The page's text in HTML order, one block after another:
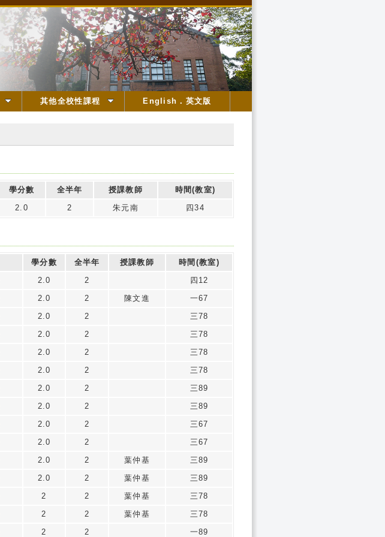
其他全校性課程 English．英文版
學分數 全半年 授課教師
時間(教室)
2.0 2 朱元南 四34
學分數 全半年 授課教師
時間(教室)
2.0 2
四12
2.0 2 陳文進
一67
2.0 2
三78
2.0 2
三78
2.0 2
三78
2.0 2
三78
2.0 2
三89
2.0 2
三89
2.0 2
三67
2.0 2
三67
2.0 2 葉仲基
三89
2.0 2 葉仲基
三89
2 2 葉仲基
三78
2 2 葉仲基
三78
2 2 一89